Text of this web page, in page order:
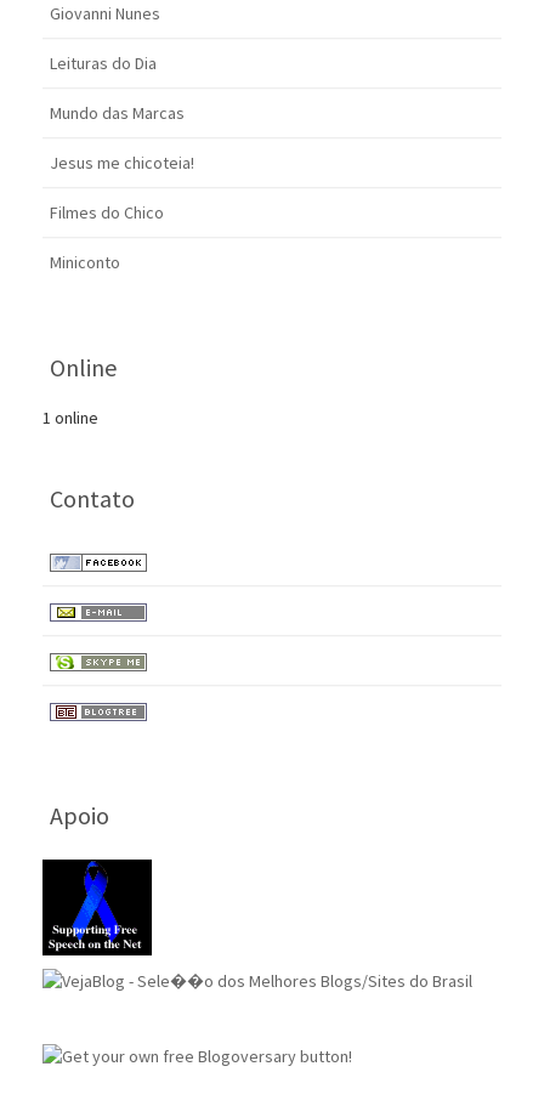
Giovanni Nunes
Leituras do Dia
Mundo das Marcas
Jesus me chicoteia!
Filmes do Chico
Miniconto
Online
1 online
Contato
Apoio